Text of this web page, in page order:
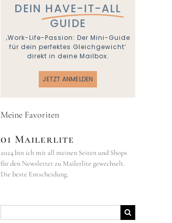
DEIN HAVE-IT-ALL
GUIDE
‚Work-Life-Passion: Der Mini-Guide
für dein perfektes Gleichgewicht‘
direkt in deine Mailbox.
JETZT ANMELDEN
Meine Favoriten
01 Mailerlite
2024 bin ich mit all meinen Seiten und Shops
für den Newsletter zu Mailerlite gewechselt.
Die beste Entscheidung.
nach: